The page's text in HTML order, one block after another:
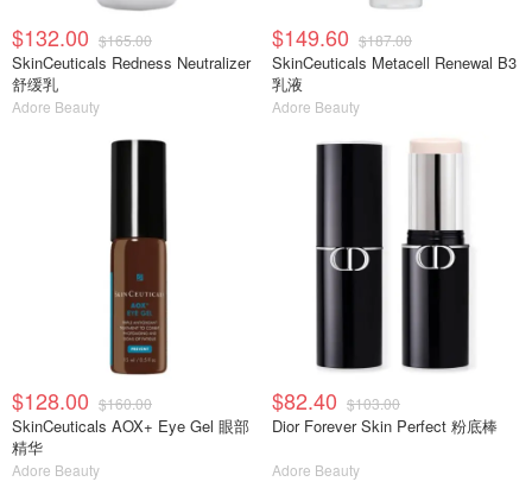
$132.00 $165.00
SkinCeuticals Redness Neutralizer
舒缓乳
Adore Beauty
$149.60 $187.00
SkinCeuticals Metacell Renewal B3
乳液
Adore Beauty
$128.00 $160.00
SkinCeuticals AOX+ Eye Gel 眼部
精华
Adore Beauty
$82.40 $103.00
Dior Forever Skin Perfect 粉底棒
Adore Beauty